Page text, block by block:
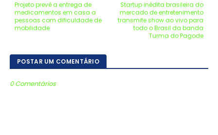
Startup inédita brasileira do
mercado de entretenimento
transmite show ao vivo para
todo o Brasil da banda
Turma do Pagode
Projeto prevê a entrega de
medicamentos em casa a
pessoas com dificuldade de
mobilidade
POSTAR UM COMENTÁRIO
0 Comentários